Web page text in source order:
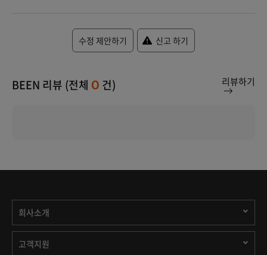
수정 제안하기 신고 하기
BEEN 리뷰 (전체 0 건) 리뷰하기
회사소개
고객지원